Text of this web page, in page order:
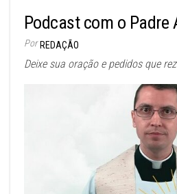
Podcast com o Padre
Por REDAÇÃO
Deixe sua oração e pedidos que